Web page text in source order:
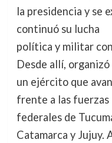
la presidencia y se
continuó su lucha
política y militar
Desde allí, organizó
un ejército que
frente a las fuerzas
federales de
Catamarca y Jujuy.